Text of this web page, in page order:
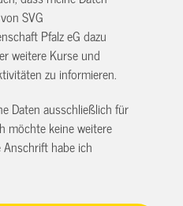
SVG
Pfalz eG dazu
weitere Kurse und
zu informieren.
Daten ausschließlich für
möchte keine weitere
habe ich